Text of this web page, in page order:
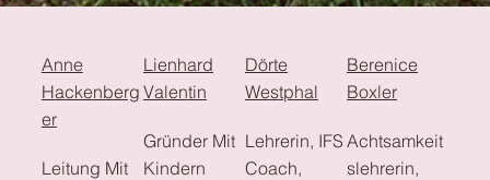
Anne
Hackenberg
er
Leitung Mit
Lienhard
Valentin
Gründer Mit
Kindern
Dörte
Westphal
Lehrerin, IFS
Coach,
Berenice
Boxler
Achtsamkeit
slehrerin,